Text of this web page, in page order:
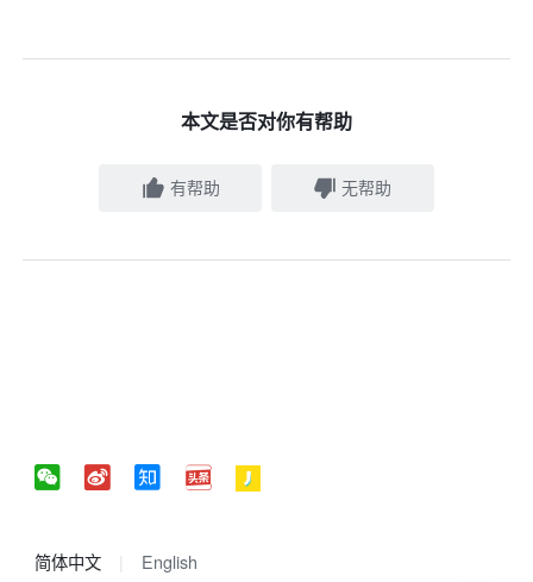
本文是否对你有帮助
有帮助 无帮助
简体中文 English